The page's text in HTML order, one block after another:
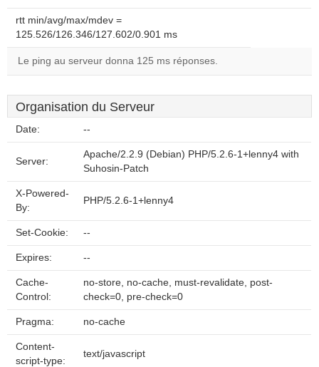
rtt min/avg/max/mdev =
125.526/126.346/127.602/0.901 ms
Le ping au serveur donna 125 ms réponses.
Organisation du Serveur
Date: --
Server:
Apache/2.2.9 (Debian) PHP/5.2.6-1+lenny4 with
Suhosin-Patch
X-Powered-
By:
PHP/5.2.6-1+lenny4
Set-Cookie: --
Expires: --
Cache-
Control:
no-store, no-cache, must-revalidate, post-
check=0, pre-check=0
Pragma: no-cache
Content-
script-type:
text/javascript